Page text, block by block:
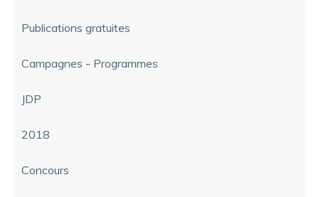
Publications gratuites
Campagnes - Programmes
JDP
2018
Concours